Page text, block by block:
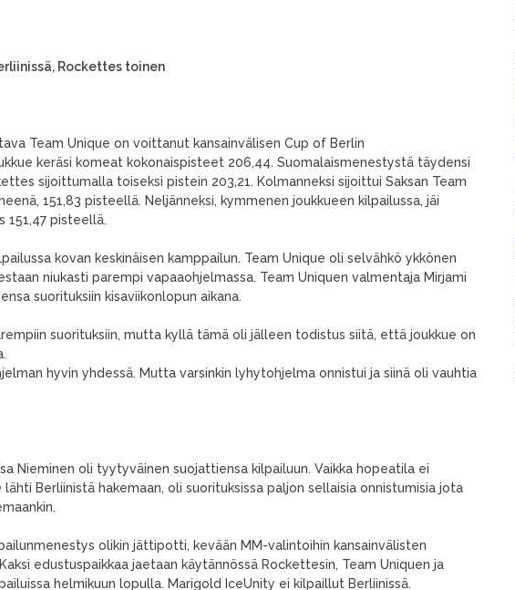
Rockettes toinen
Team Unique on voittanut kansainvälisen Cup of Berlin
keräsi komeat kokonaispisteet 206,44. Suomalaismenestystä täydensi
sijoittumalla toiseksi pistein 203,21. Kolmanneksi sijoittui Saksan Team
151,83 pisteellä. Neljänneksi, kymmenen joukkueen kilpailussa, jäi
151,47 pisteellä.
kovan keskinäisen kamppailun. Team Unique oli selvähkö ykkönen
niukasti parempi vapaaohjelmassa. Team Uniquen valmentaja Mirjami
suorituksiin kisaviikonlopun aikana.
suorituksiin, mutta kyllä tämä oli jälleen todistus siitä, että joukkue on
hyvin yhdessä. Mutta varsinkin lyhytohjelma onnistui ja siinä oli vauhtia
Nieminen oli tyytyväinen suojattiensa kilpailuun. Vaikka hopeatila ei
Berliinistä hakemaan, oli suorituksissa paljon sellaisia onnistumisia jota
olikin jättipotti, kevään MM-valintoihin kansainvälisten
edustuspaikkaa jaetaan käytännössä Rockettesin, Team Uniquen ja
helmikuun lopulla. Marigold IceUnity ei kilpaillut Berliinissä.